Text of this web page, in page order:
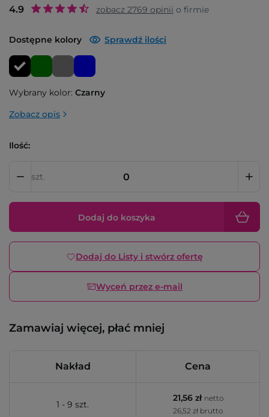
4.9 zobacz 2769 opinii o firmie
Dostępne kolory Sprawdź ilości
Wybrany kolor: Czarny
Zobacz opis
Ilość:
szt.
Dodaj do koszyka
Dodaj do Listy i stwórz ofertę
Wyceń przez e-mail
Zamawiaj więcej, płać mniej
Nakład Cena
1 - 9 szt.
21,56 zł netto
26,52 zł brutto